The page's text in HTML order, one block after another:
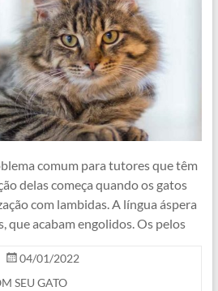
comum para tutores que têm
delas começa quando os gatos
com lambidas. A língua áspera
que acabam engolidos. Os pelos
04/01/2022
SEU GATO